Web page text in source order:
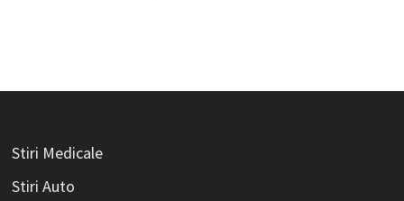
Stiri Medicale
Stiri Auto